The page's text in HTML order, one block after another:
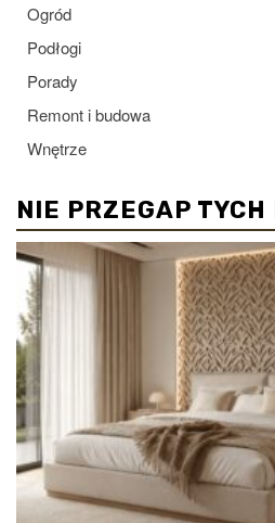
Ogród
Podłogi
Porady
Remont i budowa
Wnętrze
NIE PRZEGAP